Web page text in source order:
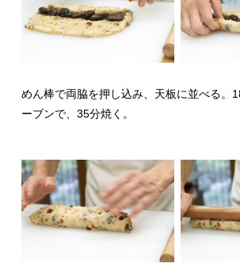
めん棒で両脇を押し込み、天板に並べる。
ーブンで、35分焼く。